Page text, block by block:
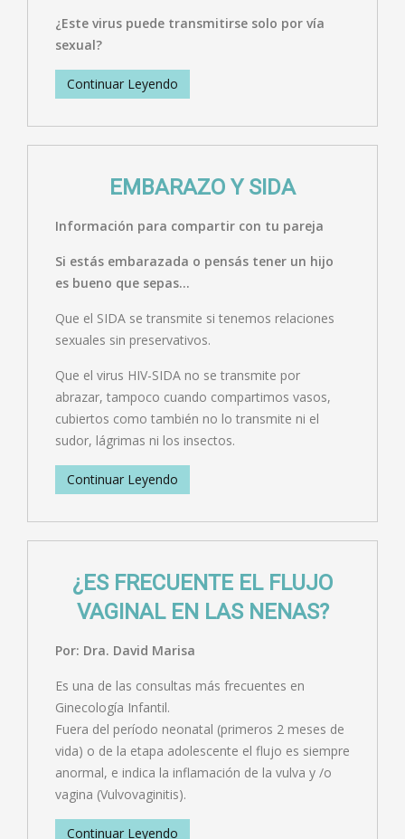
¿Este virus puede transmitirse solo por vía
sexual?
Continuar Leyendo
EMBARAZO Y SIDA
Información para compartir con tu pareja
Si estás embarazada o pensás tener un hijo
es bueno que sepas…
Que el SIDA se transmite si tenemos relaciones
sexuales sin preservativos.
Que el virus HIV-SIDA no se transmite por
abrazar, tampoco cuando compartimos vasos,
cubiertos como también no lo transmite ni el
sudor, lágrimas ni los insectos.
Continuar Leyendo
¿ES FRECUENTE EL FLUJO
VAGINAL EN LAS NENAS?
Por: Dra. David Marisa
Es una de las consultas más frecuentes en
Ginecología Infantil.
Fuera del período neonatal (primeros 2 meses de
vida) o de la etapa adolescente el flujo es siempre
anormal, e indica la inflamación de la vulva y /o
vagina (Vulvovaginitis).
Continuar Leyendo